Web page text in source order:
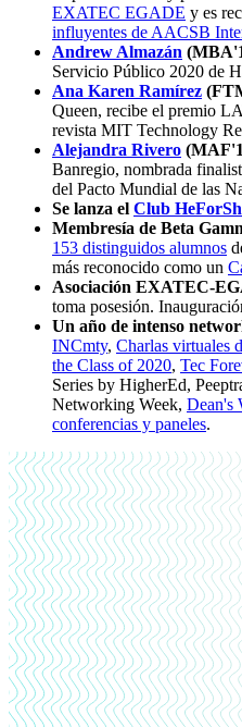
EXATEC EGADE y es
influyentes de AACSB
Andrew Almazán
Servicio Público 2020 de
Ana Karen Ramírez
Queen, recibe el premio
revista MIT Technology
Alejandra Rivero
Banregio, nombrada
del Pacto Mundial de las
Se lanza el Club
Membresía de Beta
153 distinguidos alumnos
más reconocido como un
Asociación EXATEC-
toma posesión.
Un año de intenso
INCmty, Charlas virtuales
the Class of 2020, Tec
Series by HigherEd,
Networking Week, Dean's
conferencias y paneles.